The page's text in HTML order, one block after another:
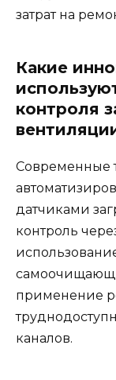
затрат на
Какие
контроля
Современные
датчиками
контроль
применение
каналов.